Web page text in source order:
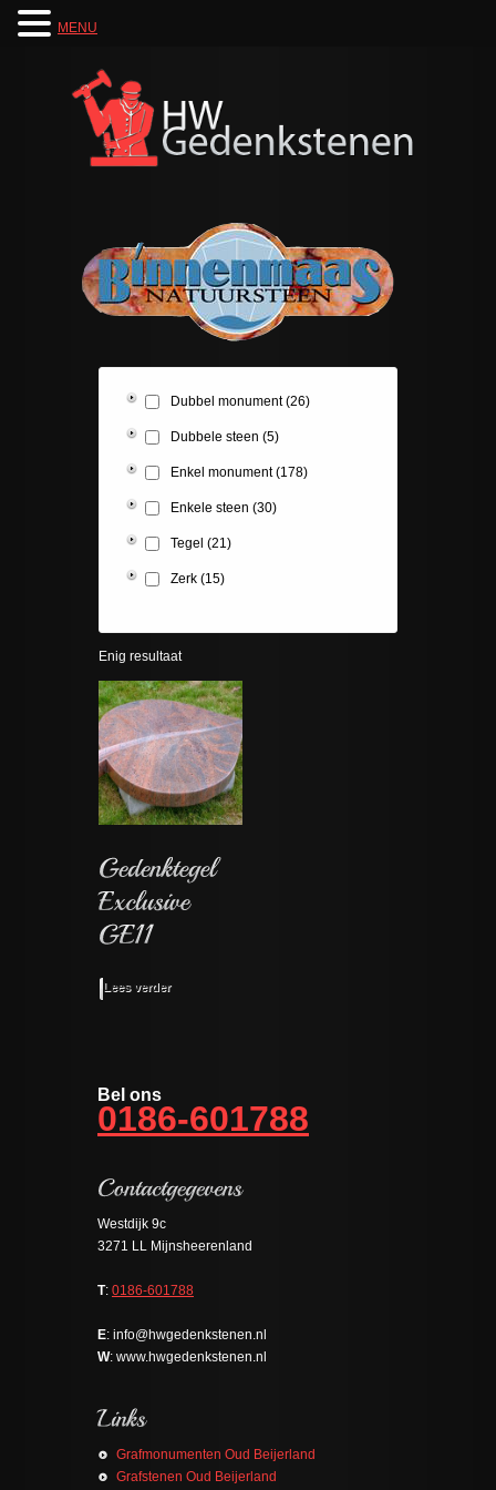
Dubbel monument (26)
Dubbele steen (5)
Enkel monument (178)
Enkele steen (30)
Tegel (21)
Zerk (15)
Enig resultaat
Lees verder
Bel ons
0186-601788
Westdijk 9c
3271 LL Mijnsheerenland
T: 0186-601788
E: info@hwgedenkstenen.nl
W: www.hwgedenkstenen.nl
Grafmonumenten Oud Beijerland
Grafstenen Oud Beijerland
MENU